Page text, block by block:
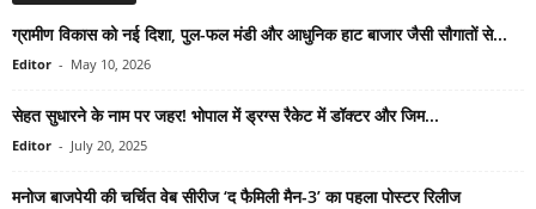
ग्रामीण विकास को नई दिशा, पुल-फल मंडी और आधुनिक हाट बाजार जैसी सौगातों से...
Editor - May 10, 2026
सेहत सुधारने के नाम पर जहर! भोपाल में ड्रग्स रैकेट में डॉक्टर और जिम...
Editor - July 20, 2025
मनोज बाजपेयी की चर्चित वेब सीरीज ‘द फैमिली मैन-3’ का पहला पोस्टर रिलीज